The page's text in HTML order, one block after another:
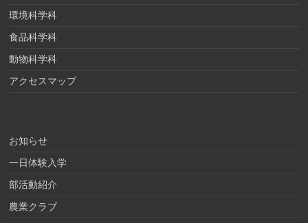
環境科学科
食品科学科
動物科学科
アクセスマップ
お知らせ
一日体験入学
部活動紹介
農業クラブ